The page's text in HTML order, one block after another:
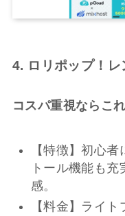
4. ロリポップ！レ
コスパ重視ならこ
【特徴】初心
トール機能も
感。
【料金】ライ